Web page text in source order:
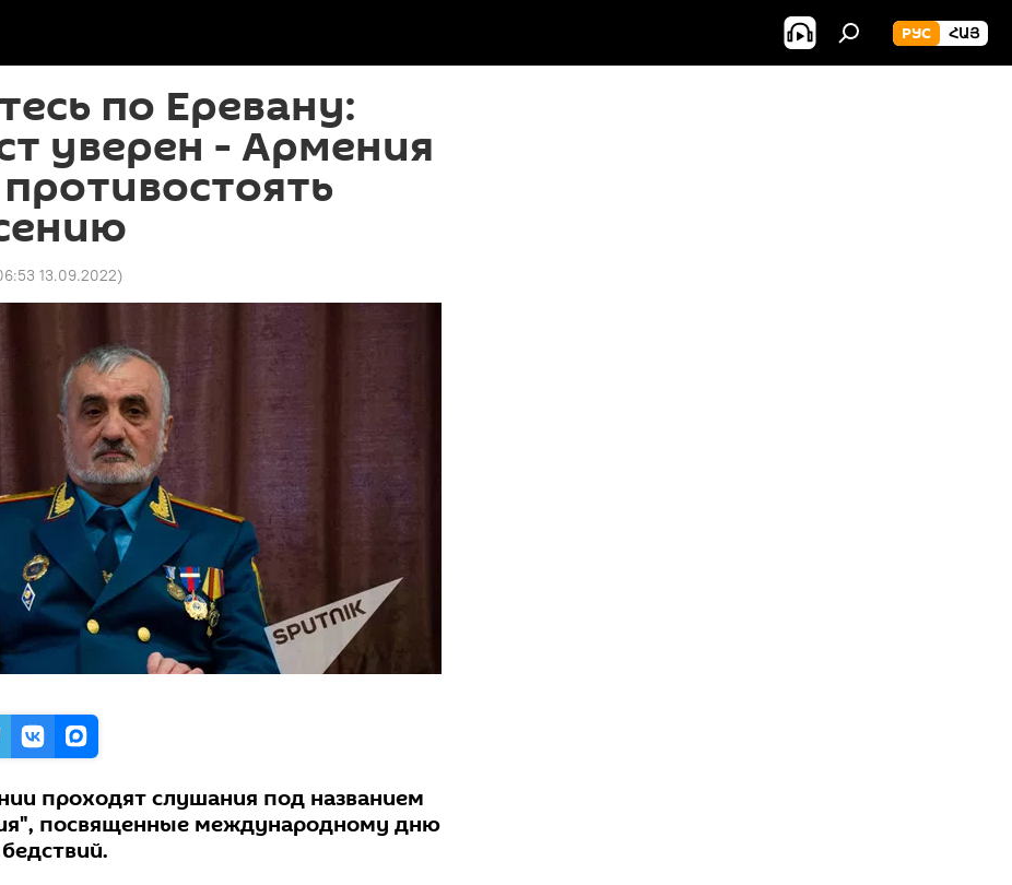
РУС ՀԱՅ
по Еревану:
уверен - Армения
13.09.2022)
проходят слушания под названием
посвященные международному дню